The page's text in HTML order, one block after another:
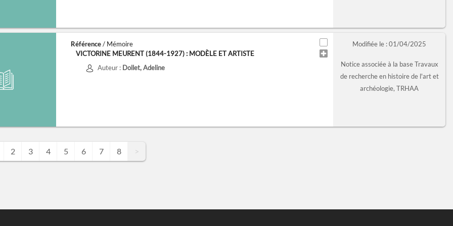
Référence/ Mémoire
VICTORINE MEURENT (1844-1927) : MODÈLE ET ARTISTE
Auteur : Dollet, Adeline
Modifiée le : 01/04/2025
Notice associée à la base Travaux
de recherche en histoire de l'art et
archéologie, TRHAA
2 3 4 5 6 7 8 >